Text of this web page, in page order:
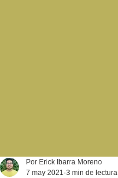
Por Erick Ibarra Moreno
7 may 2021 3 min de lectura